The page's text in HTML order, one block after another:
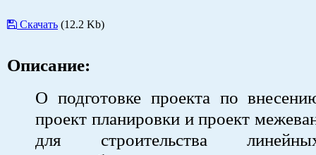
Скачать (12.2 Kb)
Описание:
О подготовке проекта по
проект планировки и проект
для строительства